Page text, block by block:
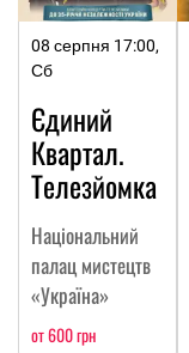
08 серпня 17:00,
Сб
Єдиний
Квартал.
Телезйомка
Національний
палац мистецтв
«Україна»
от 600 грн